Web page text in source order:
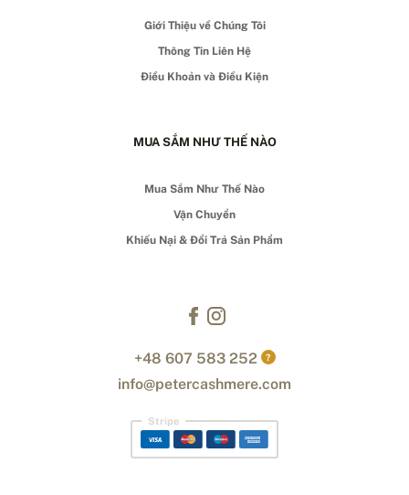
Giới Thiệu về Chúng Tôi
Thông Tin Liên Hệ
Điều Khoản và Điều Kiện
MUA SẮM NHƯ THẾ NÀO
Mua Sắm Như Thế Nào
Vận Chuyển
Khiếu Nại & Đổi Trả Sản Phẩm
+48 607 583 252 ?
info@petercashmere.com
Stripe